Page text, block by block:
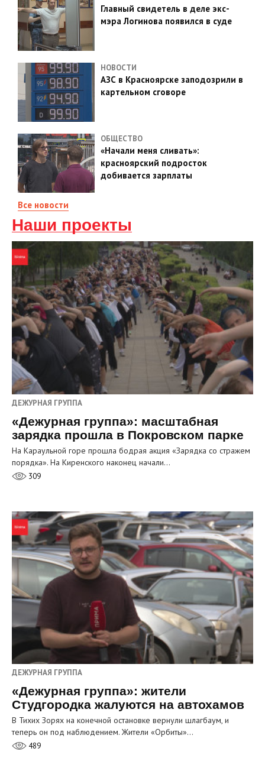
Главный свидетель в деле экс-
мэра Логинова появился в суде
НОВОСТИ
АЗС в Красноярске заподозрили в
картельном сговоре
ОБЩЕСТВО
«Начали меня сливать»:
красноярский подросток
добивается зарплаты
Все новости
Наши проекты
ДЕЖУРНАЯ ГРУППА
«Дежурная группа»: масштабная
зарядка прошла в Покровском парке
На Караульной горе прошла бодрая акция «Зарядка со стражем
порядка». На Киренского наконец начали…
309
ДЕЖУРНАЯ ГРУППА
«Дежурная группа»: жители
Студгородка жалуются на автохамов
В Тихих Зорях на конечной остановке вернули шлагбаум, и
теперь он под наблюдением. Жители «Орбиты»…
489